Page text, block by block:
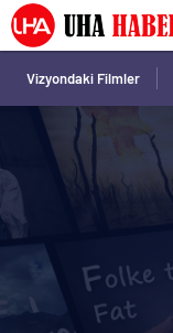
Vizyondaki Filmler